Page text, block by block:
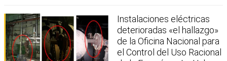
Instalaciones eléctricas
deterioradas «el hallazgo»
de la Oficina Nacional para
el Control del Uso Racional